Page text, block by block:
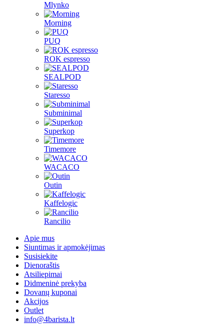
Mlynko
Morning
PUQ
ROK espresso
SEALPOD
Staresso
Subminimal
Superkop
Timemore
WACACO
Outin
Kaffelogic
Rancilio
Apie mus
Siuntimas ir apmokėjimas
Susisiekite
Dienoraštis
Atsiliepimai
Didmeninė prekyba
Dovanų kuponai
Akcijos
Outlet
info@4barista.lt